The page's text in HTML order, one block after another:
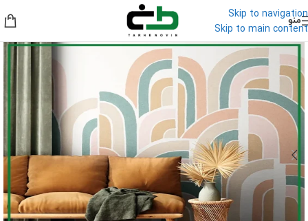
Skip to navigation
Skip to main content
منو